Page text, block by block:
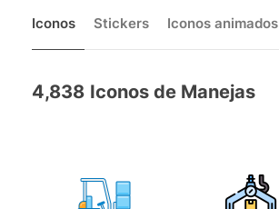
Iconos Stickers Iconos animados
4,838 Iconos de Manejas